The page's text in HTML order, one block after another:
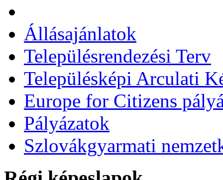
Állásajánlatok
Településrendezési Terv
Településképi Arculati
Europe for Citizens
Pályázatok
Szlovákgyarmati